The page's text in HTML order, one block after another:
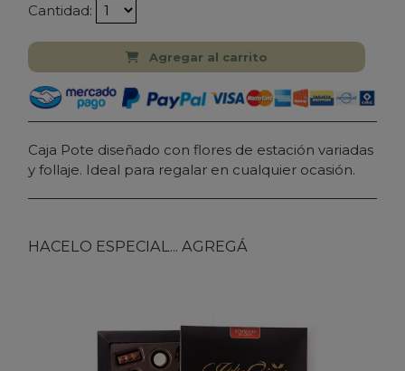
Cantidad:
Agregar al carrito
Caja Pote diseñado con flores de estación variadas
y follaje. Ideal para regalar en cualquier ocasión.
HACELO ESPECIAL... AGREGÁ